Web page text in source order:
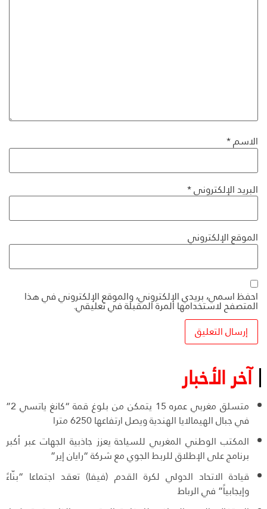
الاسم*
البريد الإلكتروني*
الموقع الإلكتروني
احفظ اسمي، بريدي الإلكتروني، والموقع الإلكتروني في هذا
المتصفح لاستخدامها المرة المقبلة في تعليقي.
آخر الأخبار
متسلق مغربي عمره 15 يتمكن من بلوغ قمة “كانغ ياتسي 2”
في جبال الهيمالايا الهندية ويصل ارتفاعها 6250 مترا
المكتب الوطني المغربي للسياحة يعزز جاذبية الجهات عبر أكبر
برنامج على الإطلاق للربط الجوي مع شركة “رايان إير”
قيادة الاتحاد الدولي لكرة القدم (فيفا) تعقد اجتماعا “بنّاءً
وإيجابياً” في الرباط